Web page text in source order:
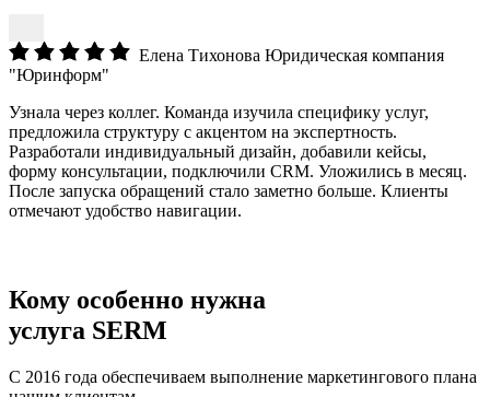
Елена Тихонова Юридическая компания
"Юринформ"
Узнала через коллег. Команда изучила специфику услуг,
предложила структуру с акцентом на экспертность.
Разработали индивидуальный дизайн, добавили кейсы,
форму консультации, подключили CRM. Уложились в месяц.
После запуска обращений стало заметно больше. Клиенты
отмечают удобство навигации.
Кому особенно нужна
услуга SERM
С 2016 года обеспечиваем выполнение маркетингового плана